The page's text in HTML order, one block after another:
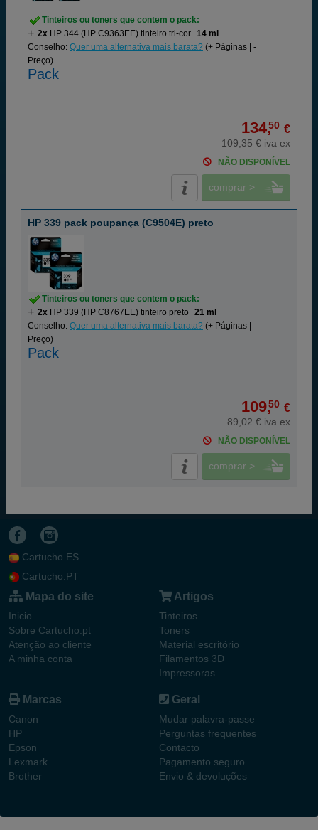
Tinteiros ou toners que contem o pack:
2x HP 344 (HP C9363EE) tinteiro tri-cor 14 ml
Conselho: Quer uma alternativa mais barata? (+ Páginas | -
Preço)
Pack
134,50 €
109,35 € iva ex
NÃO DISPONÍVEL
comprar >
HP 339 pack poupança (C9504E) preto
Tinteiros ou toners que contem o pack:
2x HP 339 (HP C8767EE) tinteiro preto
21 ml
Conselho: Quer uma alternativa mais barata? (+ Páginas | -
Preço)
Pack
109,50 €
89,02 € iva ex
NÃO DISPONÍVEL
comprar >
Cartucho.ES
Cartucho.PT
Mapa do site
Inicio
Sobre Cartucho.pt
Atenção ao cliente
A minha conta
Artigos
Tinteiros
Toners
Material escritório
Filamentos 3D
Impressoras
Marcas
Canon
HP
Epson
Lexmark
Brother
Geral
Mudar palavra-passe
Perguntas frequentes
Contacto
Pagamento seguro
Envio & devoluções